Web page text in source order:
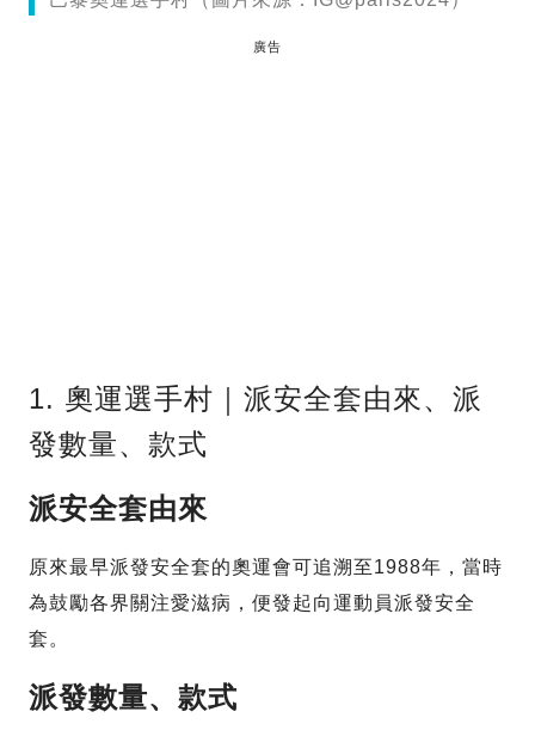
廣告
1. 奧運選手村｜派安全套由來、派
發數量、款式
派安全套由來
原來最早派發安全套的奧運會可追溯至1988年，當時
為鼓勵各界關注愛滋病，便發起向運動員派發安全
套。
派發數量、款式